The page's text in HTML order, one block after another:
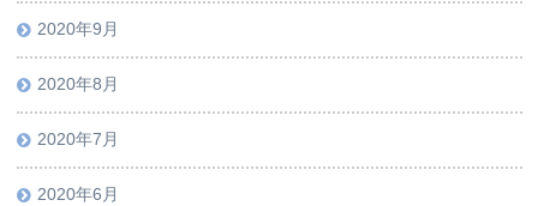
2020年9月
2020年8月
2020年7月
2020年6月